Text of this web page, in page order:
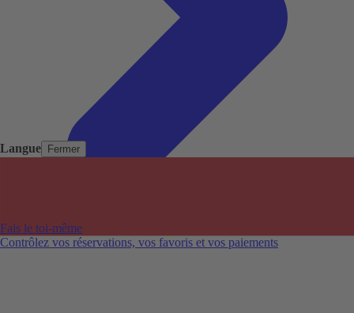
Langue Fermer
Fais le toi-même
Contrôlez vos réservations, vos favoris et vos paiements
Aéroports populaires
Villes populaires
Australie